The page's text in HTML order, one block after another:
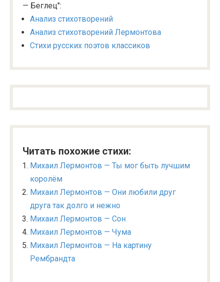
— Беглец":
Анализ стихотворений
Анализ стихотворений Лермонтова
Стихи русских поэтов классиков
Читать похожие стихи:
Михаил Лермонтов — Ты мог быть лучшим
королём
Михаил Лермонтов — Они любили друг
друга так долго и нежно
Михаил Лермонтов — Сон
Михаил Лермонтов — Чума
Михаил Лермонтов — На картину
Рембрандта